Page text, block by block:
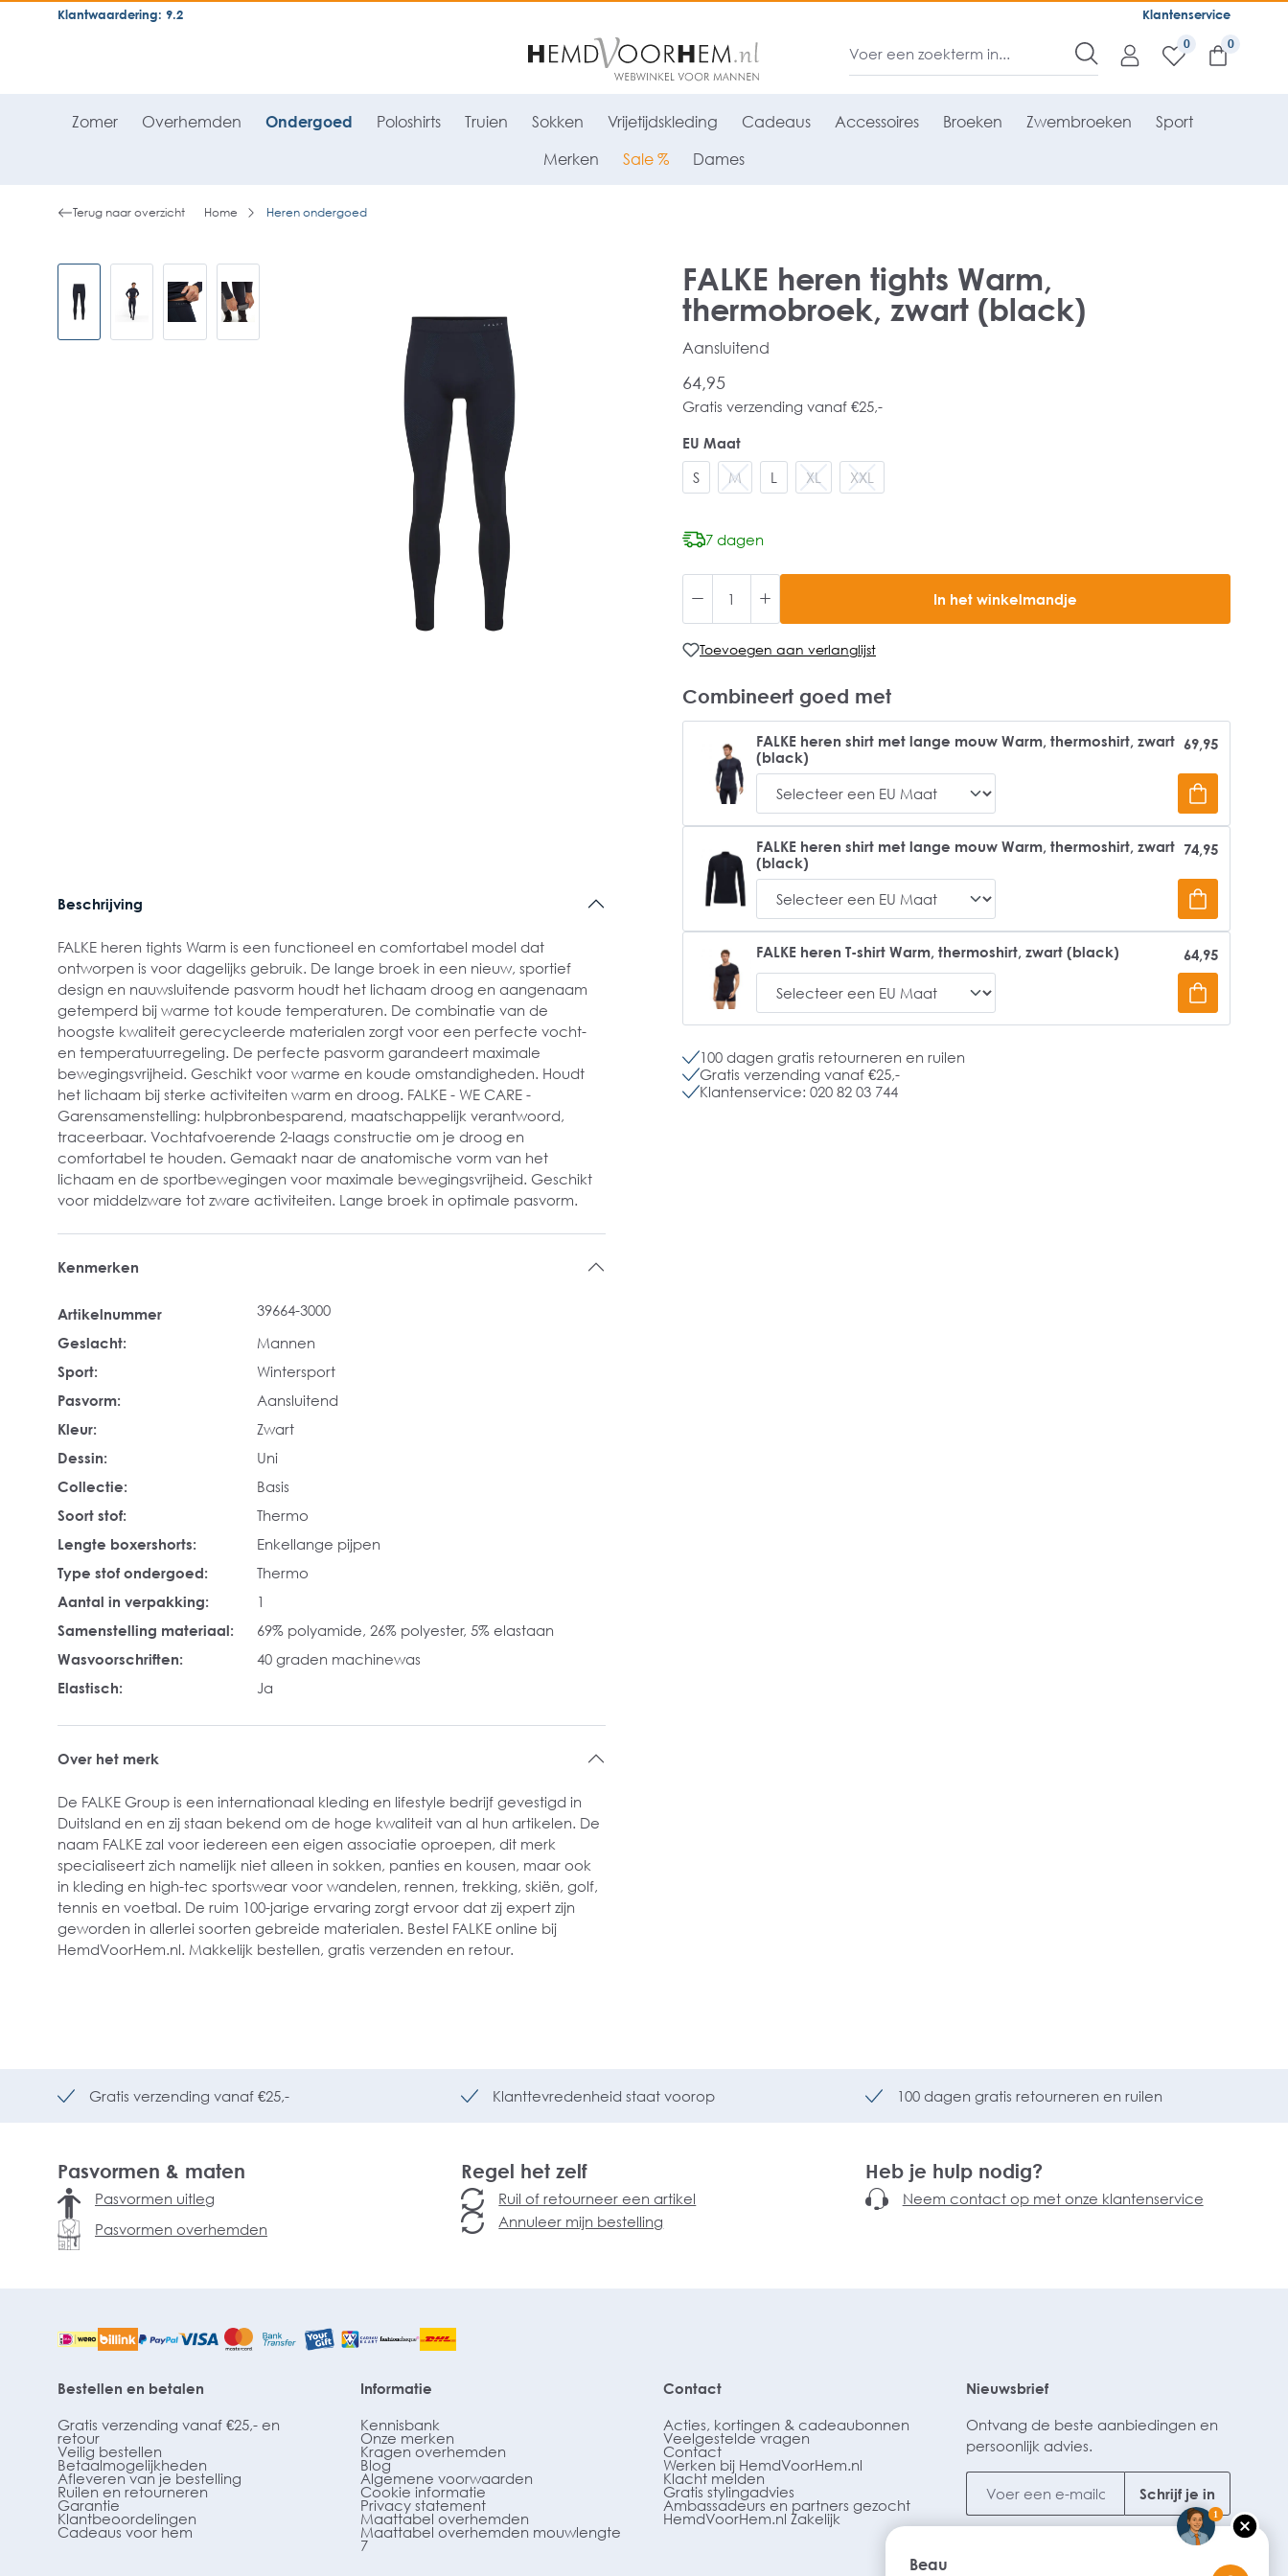
general.skipToNavigation Klantenservice
Klantwaardering: 9.2
0
Zomer Overhemden Ondergoed Poloshirts Truien Sokken Vrijetijdskleding Cadeaus Accessoires Broeken Zwembroeken Sport
Merken Sale % Dames
Terug naar overzicht Home Heren ondergoed
FALKE heren tights Warm,
thermobroek, zwart (black)
Aansluitend
64,95
Gratis verzending vanaf €25,-
EU Maat
S
M L XL XXL
7 dagen
In het winkelmandje
Toevoegen aan verlanglijst
Combineert goed met
FALKE heren shirt met lange mouw Warm, thermoshirt, zwart
(black)
69,95
FALKE heren shirt met lange mouw Warm, thermoshirt, zwart
(black)
74,95
FALKE heren T-shirt Warm, thermoshirt, zwart (black) 64,95
100 dagen gratis retourneren en ruilen
Gratis verzending vanaf €25,-
Klantenservice: 020 82 03 744
Beschrijving
FALKE heren tights Warm is een functioneel en comfortabel model dat
ontworpen is voor dagelijks gebruik. De lange broek in een nieuw, sportief
design en nauwsluitende pasvorm houdt het lichaam droog en aangenaam
getemperd bij warme tot koude temperaturen. De combinatie van de
hoogste kwaliteit gerecycleerde materialen zorgt voor een perfecte vocht-
en temperatuurregeling. De perfecte pasvorm garandeert maximale
bewegingsvrijheid. Geschikt voor warme en koude omstandigheden. Houdt
het lichaam bij sterke activiteiten warm en droog. FALKE - WE CARE -
Garensamenstelling: hulpbronbesparend, maatschappelijk verantwoord,
traceerbaar. Vochtafvoerende 2-laags constructie om je droog en
comfortabel te houden. Gemaakt naar de anatomische vorm van het
lichaam en de sportbewegingen voor maximale bewegingsvrijheid. Geschikt
voor middelzware tot zware activiteiten. Lange broek in optimale pasvorm.
Kenmerken
Artikelnummer
39664-3000
Geslacht:
Mannen
Sport:
Wintersport
Pasvorm:
Aansluitend
Kleur:
Zwart
Dessin:
Uni
Collectie:
Basis
Soort stof:
Thermo
Lengte boxershorts:
Enkellange pijpen
Type stof ondergoed:
Thermo
Aantal in verpakking:
1
Samenstelling materiaal:
69% polyamide, 26% polyester, 5% elastaan
Wasvoorschriften:
40 graden machinewas
Elastisch:
Ja
Over het merk
De FALKE Group is een internationaal kleding en lifestyle bedrijf gevestigd in
Duitsland en en zij staan bekend om de hoge kwaliteit van al hun artikelen. De
naam FALKE zal voor iedereen een eigen associatie oproepen, dit merk
specialiseert zich namelijk niet alleen in sokken, panties en kousen, maar ook
in kleding en high-tec sportswear voor wandelen, rennen, trekking, skiën, golf,
tennis en voetbal. De ruim 100-jarige ervaring zorgt ervoor dat zij expert zijn
geworden in allerlei soorten gebreide materialen. Bestel FALKE online bij
HemdVoorHem.nl. Makkelijk bestellen, gratis verzenden en retour.
Gratis verzending vanaf €25,- Klanttevredenheid staat voorop 100 dagen gratis retourneren en ruilen
Pasvormen & maten
Pasvormen uitleg
Pasvormen overhemden
Regel het zelf
Ruil of retourneer een artikel
Annuleer mijn bestelling
Heb je hulp nodig?
Neem contact op met onze klantenservice
Bestellen en betalen
Gratis verzending vanaf €25,- en
retour
Veilig bestellen
Betaalmogelijkheden
Afleveren van je bestelling
Ruilen en retourneren
Garantie
Klantbeoordelingen
Cadeaus voor hem
Informatie
Kennisbank
Onze merken
Kragen overhemden
Blog
Algemene voorwaarden
Cookie informatie
Privacy statement
Maattabel overhemden
Maattabel overhemden mouwlengte
7
Contact
Acties, kortingen & cadeaubonnen
Veelgestelde vragen
Contact
Werken bij HemdVoorHem.nl
Klacht melden
Gratis stylingadvies
Ambassadeurs en partners gezocht
HemdVoorHem.nl Zakelijk
Nieuwsbrief
Ontvang de beste aanbiedingen en
persoonlijk advies.
Schrijf je in
1
Beau